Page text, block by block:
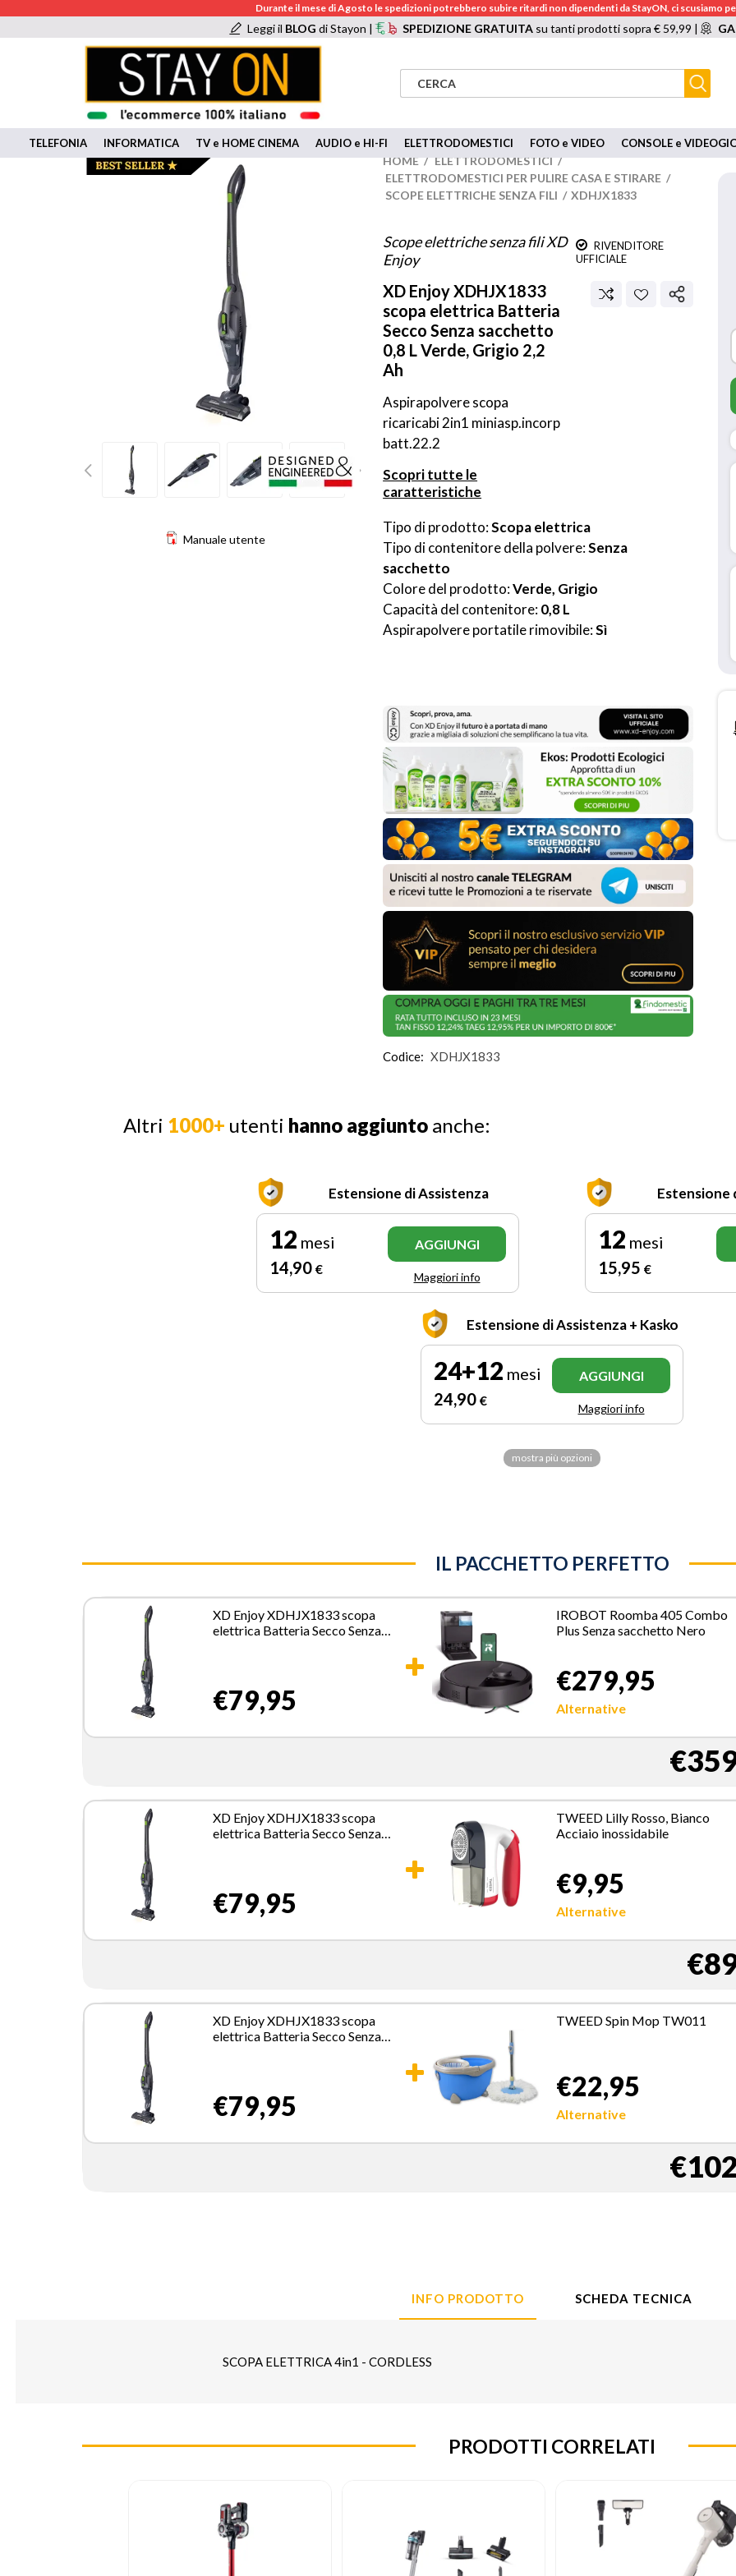
Durante il mese di Agosto le spedizioni potrebbero subire ritardi non dipendenti da StayON, ci scusiamo
Leggi il BLOGdi Stayon | SPEDIZIONE GRATUITAsu tanti prodotti sopra € 59,99 |
TELEFONIA INFORMATICA TV e HOME CINEMA AUDIO e HI-FI ELETTRODOMESTICI FOTO e VIDEO CONSOLE e
Manuale utente
HOME / ELETTRODOMESTICI /
ELETTRODOMESTICI PER PULIRE CASA E STIRARE /
SCOPE ELETTRICHE SENZA FILI / XDHJX1833
Scope elettriche senza fili XD
Enjoy
RIVENDITORE
UFFICIALE
XD EnjoyXDHJX1833
scopa elettrica Batteria
Secco Senza sacchetto
0,8 L Verde, Grigio 2,2
Ah
Aspirapolvere scopa
ricaricabi 2in1 miniasp.incorp
batt.22.2
Scopri tutte le
caratteristiche
Tipo di prodotto: Scopa elettrica
Tipo di contenitore della polvere: Senza
sacchetto
Colore del prodotto: Verde, Grigio
Capacità del contenitore: 0,8 L
Aspirapolvere portatile rimovibile: Sì
Codice: XDHJX1833
Altri 1000+ utenti hanno aggiunto anche:
Estensione di Assistenza
12 mesi
14,90 €
AGGIUNGI
Maggiori info
Estensione
12 mesi
15,95 €
Estensione di Assistenza + Kasko
24+12 mesi
24,90 €
AGGIUNGI
Maggiori info
mostra più opzioni
IL PACCHETTO PERFETTO
XD Enjoy XDHJX1833 scopa
elettrica Batteria Secco Senza
€79,95
IROBOT Roomba 405 Combo
Plus Senza sacchetto Nero
€279,95
Alternative
XD Enjoy XDHJX1833 scopa
elettrica Batteria Secco Senza
€79,95
TWEED Lilly Rosso, Bianco
Acciaio inossidabile
€9,95
Alternative
XD Enjoy XDHJX1833 scopa
elettrica Batteria Secco Senza
€79,95
TWEED Spin Mop TW011
€22,95
Alternative
INFO PRODOTTO SCHEDA TECNICA
SCOPA ELETTRICA 4in1 - CORDLESS
PRODOTTI CORRELATI